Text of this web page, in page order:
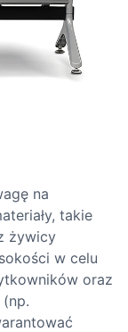
na
takie
żywicy
w celu
oraz